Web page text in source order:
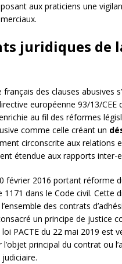
aux praticiens une
juridiques de
des clauses abusives
européenne 93/13/
au fil des réformes
comme celle créant un
circonscrite aux
étendue aux rapports inter-
février 2016 portant
1171 dans le Code civil. Cette
des contrats
un principe de justice
PACTE du 22 mai 2019 est
principal du contrat ou